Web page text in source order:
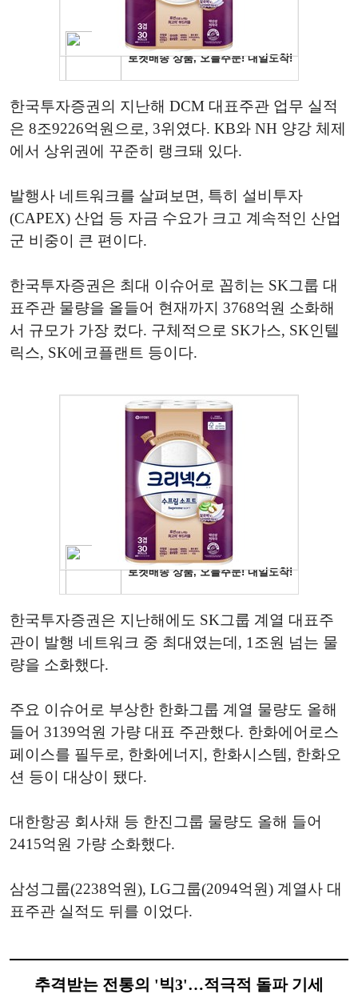
한국투자증권의 지난해 DCM 대표주관 업무 실적
은 8조9226억원으로, 3위였다. KB와 NH 양강 체제
에서 상위권에 꾸준히 랭크돼 있다.
발행사 네트워크를 살펴보면, 특히 설비투자
(CAPEX) 산업 등 자금 수요가 크고 계속적인 산업
군 비중이 큰 편이다.
한국투자증권은 최대 이슈어로 꼽히는 SK그룹 대
표주관 물량을 올들어 현재까지 3768억원 소화해
서 규모가 가장 컸다. 구체적으로 SK가스, SK인텔
릭스, SK에코플랜트 등이다.
한국투자증권은 지난해에도 SK그룹 계열 대표주
관이 발행 네트워크 중 최대였는데, 1조원 넘는 물
량을 소화했다.
주요 이슈어로 부상한 한화그룹 계열 물량도 올해
들어 3139억원 가량 대표 주관했다. 한화에어로스
페이스를 필두로, 한화에너지, 한화시스템, 한화오
션 등이 대상이 됐다.
대한항공 회사채 등 한진그룹 물량도 올해 들어
2415억원 가량 소화했다.
삼성그룹(2238억원), LG그룹(2094억원) 계열사 대
표주관 실적도 뒤를 이었다.
추격받는 전통의 '빅3'…적극적 돌파 기세